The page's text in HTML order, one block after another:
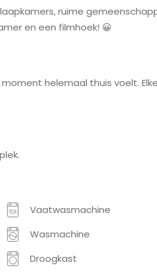
ruime
en een filmhoek! 😀
helemaal thuis voelt.
Vaatwasmachine
Wasmachine
Droogkast